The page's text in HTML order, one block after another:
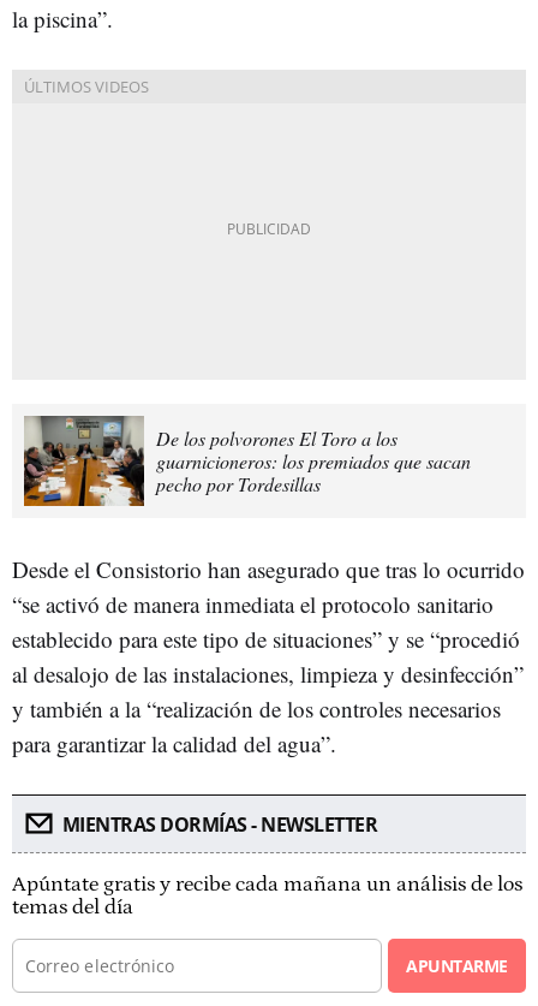
la piscina”.
De los polvorones El Toro a los
guarnicioneros: los premiados que sacan
pecho por Tordesillas
Desde el Consistorio han asegurado que tras lo ocurrido
“se activó de manera inmediata el protocolo sanitario
establecido para este tipo de situaciones” y se “procedió
al desalojo de las instalaciones, limpieza y desinfección”
y también a la “realización de los controles necesarios
para garantizar la calidad del agua”.
MIENTRAS DORMÍAS - NEWSLETTER
Apúntate gratis y recibe cada mañana un análisis de los
temas del día
APUNTARME